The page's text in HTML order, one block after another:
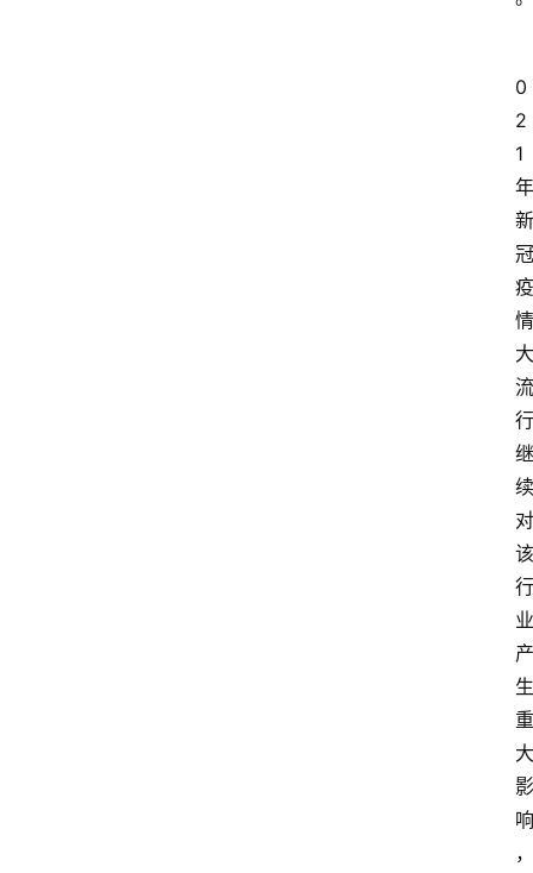
0
2
1
年
新
冠
疫
情
大
流
行
继
续
对
该
行
业
产
生
重
大
影
响
，